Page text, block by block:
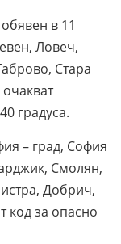
в 11
Ловеч,
Стара
градуса.
– град, София
Смолян,
Добрич,
код за опасно